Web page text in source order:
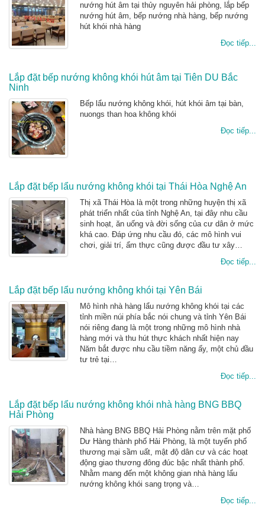
nướng hút âm tại thủy nguyên hải phòng, lắp bếp
nướng hút âm, bếp nướng nhà hàng, bếp nướng
hút khói nhà hàng
Đọc tiếp...
Lắp đặt bếp nướng không khói hút âm tại Tiên DU Bắc
Ninh
Bếp lẩu nướng không khói, hút khói âm tại bàn,
nuongs than hoa không khói
Đọc tiếp...
Lắp đặt bếp lẩu nướng không khói tại Thái Hòa Nghệ An
Thị xã Thái Hòa là một trong những huyện thị xã
phát triển nhất của tỉnh Nghệ An, tại đây nhu cầu
sinh hoạt, ăn uống và đời sống của cư dân ở mức
khá cao. Đáp ứng nhu cầu đó, các mô hình vui
chơi, giải trí, ẩm thực cũng được đầu tư xây…
Đọc tiếp...
Lắp đặt bếp lẩu nướng không khói tại Yên Bái
Mô hình nhà hàng lẩu nướng không khói tại các
tỉnh miền núi phía bắc nói chung và tỉnh Yên Bái
nói riêng đang là một trong những mô hình nhà
hàng mới và thu hút thực khách nhất hiện nay
Năm bắt được nhu cầu tiềm năng ấy, một chủ đầu
tư trẻ tại…
Đọc tiếp...
Lắp đặt bếp lẩu nướng không khói nhà hàng BNG BBQ
Hải Phòng
Nhà hàng BNG BBQ Hải Phòng nằm trên mặt phố
Dư Hàng thành phố Hải Phòng, là một tuyến phố
thương mại sầm uất, mật độ dân cư và các hoạt
động giao thương đông đúc bậc nhất thành phố.
Nhằm mang đến một không gian nhà hàng lẩu
nướng không khói sang trọng và…
Đọc tiếp...